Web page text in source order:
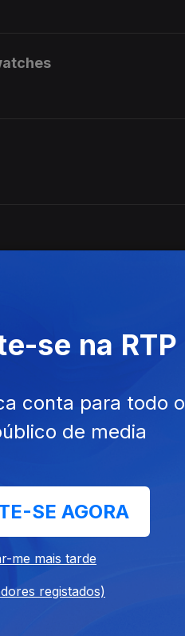
verão
se na RTP
conta para todo o
de media
SE AGORA
me mais tarde
registados)